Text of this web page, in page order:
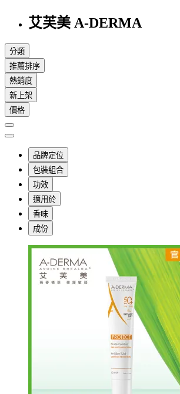
艾芙美 A-DERMA
分類
推薦排序
熱銷度
新上架
價格
品牌定位
包裝組合
功效
適用於
香味
成份